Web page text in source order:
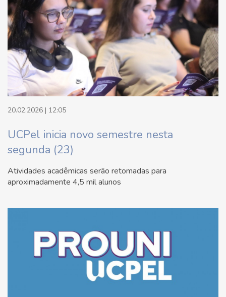
20.02.2026 | 12:05
UCPel inicia novo semestre nesta
segunda (23)
Atividades acadêmicas serão retomadas para
aproximadamente 4,5 mil alunos